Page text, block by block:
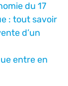
du 17
: tout savoir
d’un
entre en